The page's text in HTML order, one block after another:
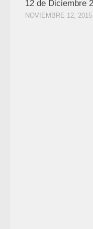
12 de Diciembre
NOVIEMBRE 12, 2015